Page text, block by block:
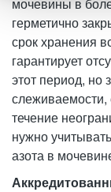
герметично
срок хранения
гарантирует
этот период, но
слеживаемости,
течение
нужно
азота в